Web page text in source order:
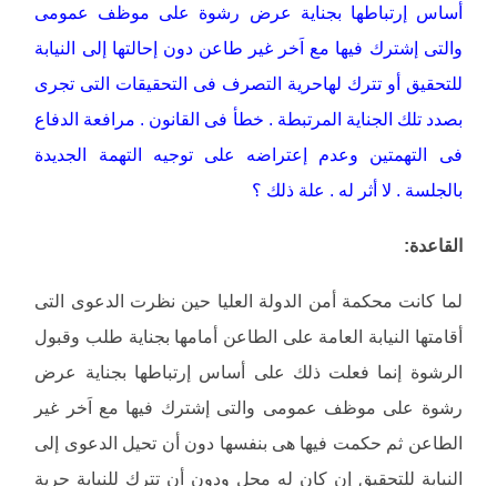
أساس إرتباطها بجناية عرض رشوة على موظف عمومى
والتى إشترك فيها مع اَخر غير طاعن دون إحالتها إلى النيابة
للتحقيق أو تترك لهاحرية التصرف فى التحقيقات التى تجرى
بصدد تلك الجناية المرتبطة . خطأ فى القانون . مرافعة الدفاع
فى التهمتين وعدم إعتراضه على توجيه التهمة الجديدة
بالجلسة . لا أثر له . علة ذلك ؟
القاعدة:
لما كانت محكمة أمن الدولة العليا حين نظرت الدعوى التى
أقامتها النيابة العامة على الطاعن أمامها بجناية طلب وقبول
الرشوة إنما فعلت ذلك على أساس إرتباطها بجناية عرض
رشوة على موظف عمومى والتى إشترك فيها مع اَخر غير
الطاعن ثم حكمت فيها هى بنفسها دون أن تحيل الدعوى إلى
النيابة للتحقيق إن كان له محل ودون أن تترك للنيابة حرية